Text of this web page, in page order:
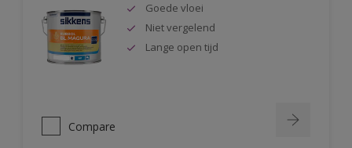
Goede vloei
Niet vergelend
Lange open tijd
Compare